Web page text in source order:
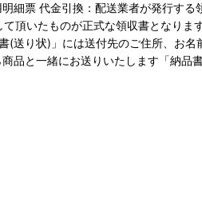
細票 代金引換：配送業者が発行す
頂いたものが正式な領収書となりま
送り状)」には送付先のご住所、お
と一緒にお送りいたします「納品